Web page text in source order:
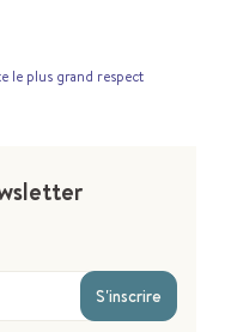
le plus grand respect
S'inscrire